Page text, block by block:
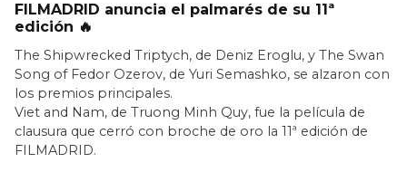
FILMADRID anuncia el palmarés de su 11ª
edición 🔥
The Shipwrecked Triptych, de Deniz Eroglu, y The Swan
Song of Fedor Ozerov, de Yuri Semashko, se alzaron con
los premios principales.
Viet and Nam, de Truong Minh Quy, fue la película de
clausura que cerró con broche de oro la 11ª edición de
FILMADRID.